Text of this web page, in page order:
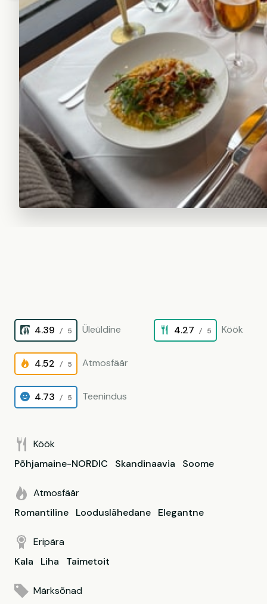
4.39 / 5 Üleüldine 4.27 / 5 Köök
4.52 / 5 Atmosfäär
4.73 / 5 Teenindus
Köök
Põhjamaine-NORDIC
Skandinaavia Soome
Atmosfäär
Romantiline
Looduslähedane Elegantne
Eripära
Kala
Liha Taimetoit
Märksõnad